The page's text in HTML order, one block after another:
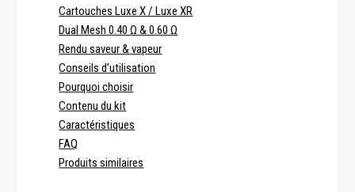
Cartouches Luxe X / Luxe XR
Dual Mesh 0.40 Ω & 0.60 Ω
Rendu saveur & vapeur
Conseils d’utilisation
Pourquoi choisir
Contenu du kit
Caractéristiques
FAQ
Produits similaires